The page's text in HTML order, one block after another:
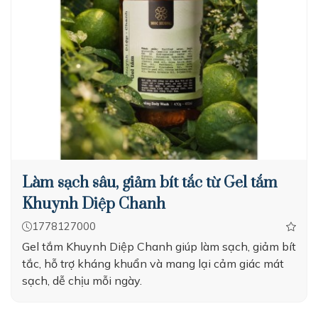
Làm sạch sâu, giảm bít tắc từ Gel tắm
Khuynh Diệp Chanh
1778127000
Gel tắm Khuynh Diệp Chanh giúp làm sạch, giảm bít
tắc, hỗ trợ kháng khuẩn và mang lại cảm giác mát
sạch, dễ chịu mỗi ngày.